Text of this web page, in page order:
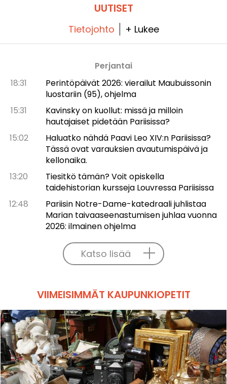
UUTISET
Tietojohto + Lukee
Perjantai
18:31
Perintöpäivät 2026: vierailut Maubuissonin
luostariin (95), ohjelma
15:31
Kavinsky on kuollut: missä ja milloin
hautajaiset pidetään Pariisissa?
15:02
Haluatko nähdä Paavi Leo XIV:n Pariisissa?
Tässä ovat varauksien avautumispäivä ja
kellonaika.
13:20
Tiesitkö tämän? Voit opiskella
taidehistorian kursseja Louvressa Pariisissa
12:48
Pariisin Notre-Dame-katedraali juhlistaa
Marian taivaaseenastumisen juhlaa vuonna
2026: ilmainen ohjelma
Katso lisää
VIIMEISIMMÄT KAUPUNKIOPETIT